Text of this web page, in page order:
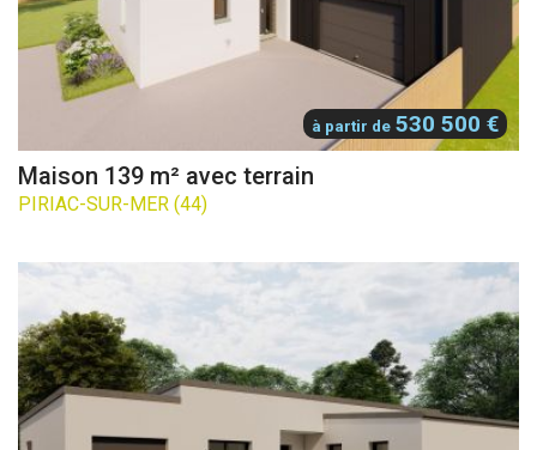
à partir de 530 500 €
Maison 139 m² avec terrain
PIRIAC-SUR-MER (44)